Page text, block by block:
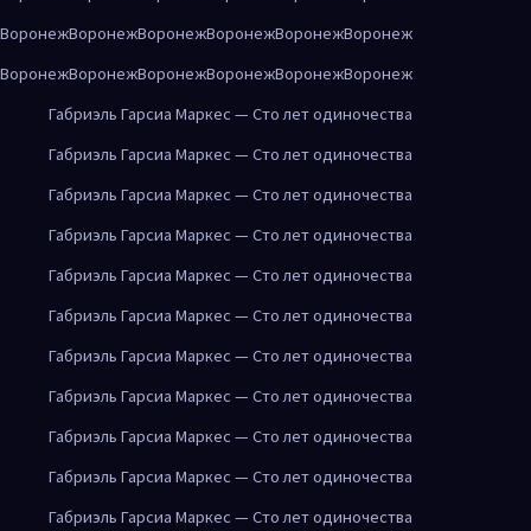
ВоронежВоронежВоронежВоронежВоронежВоронеж
ВоронежВоронежВоронежВоронежВоронежВоронеж
Габриэль Гарсиа Маркес — Сто лет одиночества
Габриэль Гарсиа Маркес — Сто лет одиночества
Габриэль Гарсиа Маркес — Сто лет одиночества
Габриэль Гарсиа Маркес — Сто лет одиночества
Габриэль Гарсиа Маркес — Сто лет одиночества
Габриэль Гарсиа Маркес — Сто лет одиночества
Габриэль Гарсиа Маркес — Сто лет одиночества
Габриэль Гарсиа Маркес — Сто лет одиночества
Габриэль Гарсиа Маркес — Сто лет одиночества
Габриэль Гарсиа Маркес — Сто лет одиночества
Габриэль Гарсиа Маркес — Сто лет одиночества